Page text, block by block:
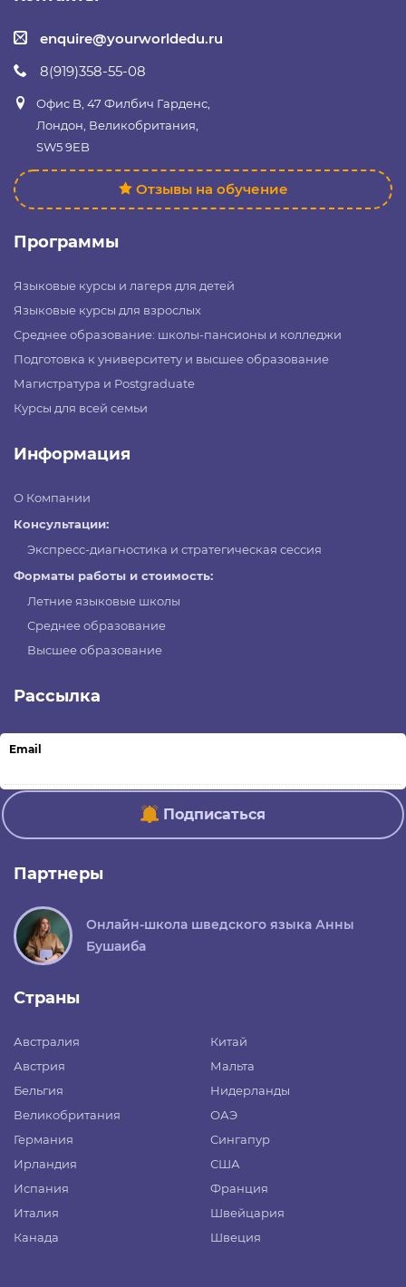
enquire@yourworldedu.ru
8(919)358-55-08
Офис B, 47 Филбич Гарденс,
Лондон, Великобритания,
SW5 9EB
Отзывы на обучение
Программы
Языковые курсы и лагеря для детей
Языковые курсы для взрослых
Среднее образование: школы-пансионы и колледжи
Подготовка к университету и высшее образование
Магистратура и Postgraduate
Курсы для всей семьи
Информация
О Компании
Консультации:
Экспресс-диагностика и стратегическая сессия
Форматы работы и стоимость:
Летние языковые школы
Среднее образование
Высшее образование
Рассылка
Email
Подписаться
Партнеры
Онлайн-школа шведского языка Анны
Бушаиба
Страны
Австралия
Австрия
Бельгия
Великобритания
Германия
Ирландия
Испания
Италия
Канада
Китай
Мальта
Нидерланды
ОАЭ
Сингапур
США
Франция
Швейцария
Швеция